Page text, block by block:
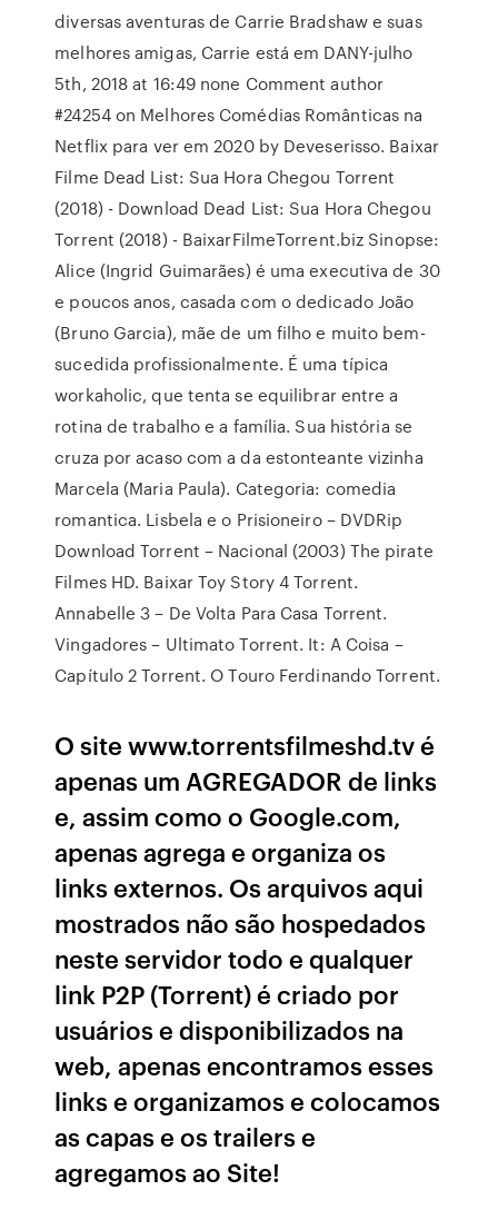
diversas aventuras de Carrie Bradshaw e suas
melhores amigas, Carrie está em DANY-julho
5th, 2018 at 16:49 none Comment author
#24254 on Melhores Comédias Românticas na
Netflix para ver em 2020 by Deveserisso. Baixar
Filme Dead List: Sua Hora Chegou Torrent
(2018) - Download Dead List: Sua Hora Chegou
Torrent (2018) - BaixarFilmeTorrent.biz Sinopse:
Alice (Ingrid Guimarães) é uma executiva de 30
e poucos anos, casada com o dedicado João
(Bruno Garcia), mãe de um filho e muito bem-
sucedida profissionalmente. É uma típica
workaholic, que tenta se equilibrar entre a
rotina de trabalho e a família. Sua história se
cruza por acaso com a da estonteante vizinha
Marcela (Maria Paula). Categoria: comedia
romantica. Lisbela e o Prisioneiro – DVDRip
Download Torrent – Nacional (2003) The pirate
Filmes HD. Baixar Toy Story 4 Torrent.
Annabelle 3 – De Volta Para Casa Torrent.
Vingadores – Ultimato Torrent. It: A Coisa –
Capítulo 2 Torrent. O Touro Ferdinando Torrent.
O site www.torrentsfilmeshd.tv é
apenas um AGREGADOR de links
e, assim como o Google.com,
apenas agrega e organiza os
links externos. Os arquivos aqui
mostrados não são hospedados
neste servidor todo e qualquer
link P2P (Torrent) é criado por
usuários e disponibilizados na
web, apenas encontramos esses
links e organizamos e colocamos
as capas e os trailers e
agregamos ao Site!